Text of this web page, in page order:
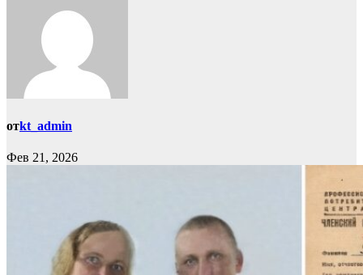
отkt_admin
Фев 21, 2026